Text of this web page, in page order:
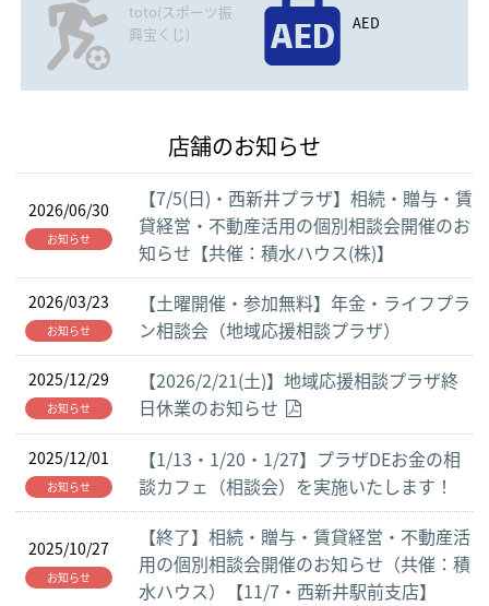
toto(スポーツ振
興宝くじ)
AED
店舗のお知らせ
2026/06/30
お知らせ
【7/5(日)・西新井プラザ】相続・贈与・賃
貸経営・不動産活用の個別相談会開催のお
知らせ【共催：積水ハウス(株)】
2026/03/23
お知らせ
【土曜開催・参加無料】年金・ライフプラ
ン相談会（地域応援相談プラザ）
2025/12/29
お知らせ
【2026/2/21(土)】地域応援相談プラザ終
日休業のお知らせ
2025/12/01
お知らせ
【1/13・1/20・1/27】プラザDEお金の相
談カフェ（相談会）を実施いたします！
2025/10/27
お知らせ
【終了】相続・贈与・賃貸経営・不動産活
用の個別相談会開催のお知らせ（共催：積
水ハウス）【11/7・西新井駅前支店】